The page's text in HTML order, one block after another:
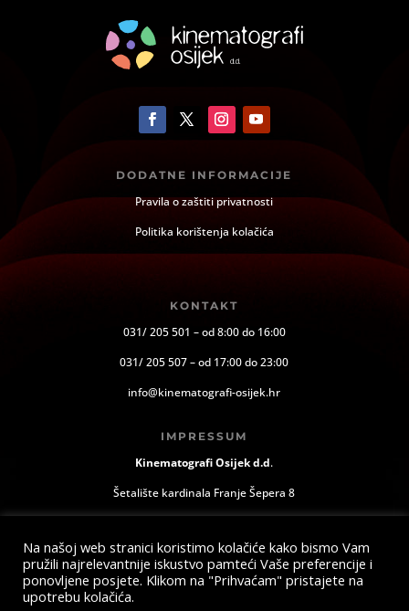
DODATNE INFORMACIJE
Pravila o zaštiti privatnosti
Politika korištenja kolačića
KONTAKT
031/ 205 501 – od 8:00 do 16:00
031/ 205 507 – od 17:00 do 23:00
info@kinematografi-osijek.hr
IMPRESSUM
Kinematografi Osijek d.d.
Šetalište kardinala Franje Šepera 8
Na našoj web stranici koristimo kolačiće kako bismo Vam
pružili najrelevantnije iskustvo pamteći Vaše preferencije i
ponovljene posjete. Klikom na "Prihvaćam" pristajete na
upotrebu kolačića.